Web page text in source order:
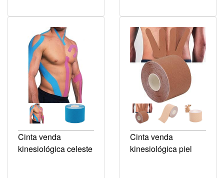
Cinta venda
kinesiológica celeste
Cinta venda
kinesiológica piel